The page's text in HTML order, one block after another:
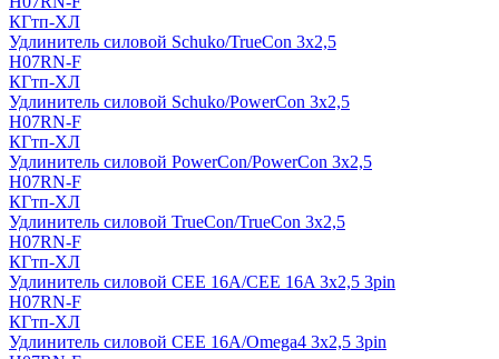
КГтп-ХЛ
Удлинитель силовой Schuko/TrueCon 3х2,5
H07RN-F
КГтп-ХЛ
Удлинитель силовой Schuko/PowerCon 3х2,5
H07RN-F
КГтп-ХЛ
Удлинитель силовой PowerCon/PowerCon 3х2,5
H07RN-F
КГтп-ХЛ
Удлинитель силовой TrueCon/TrueCon 3х2,5
H07RN-F
КГтп-ХЛ
Удлинитель силовой CEE 16A/CEE 16A 3х2,5 3pin
H07RN-F
КГтп-ХЛ
Удлинитель силовой CEE 16A/Omega4 3х2,5 3pin